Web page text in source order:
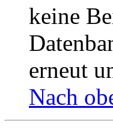
keine
erneut
Nach